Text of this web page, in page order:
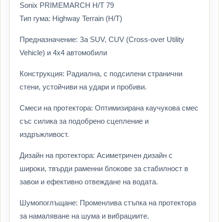
Sonix PRIMEMARCH H/T 79
Тип гума: Highway Terrain (H/T)
Предназначение: За SUV, CUV (Cross-over Utility
Vehicle) и 4х4 автомобили
Конструкция: Радиална, с подсилени странични
стени, устойчиви на удари и пробиви.
Смеси на протектора: Оптимизирана каучукова смес
със силика за подобрено сцепление и
издръжливост.
Дизайн на протектора: Асиметричен дизайн с
широки, твърди раменни блокове за стабилност в
завои и ефективно отвеждане на водата.
Шумопоглъщане: Променлива стъпка на протектора
за намаляване на шума и вибрациите.